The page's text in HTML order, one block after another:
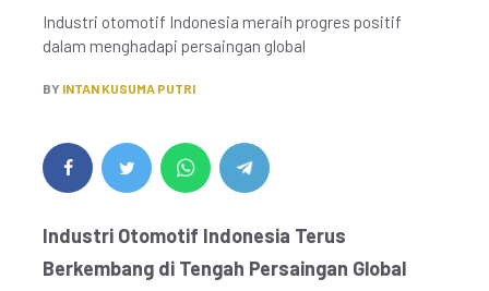
Industri otomotif Indonesia meraih progres positif
dalam menghadapi persaingan global
BY INTAN KUSUMA PUTRI
Industri Otomotif Indonesia Terus
Berkembang di Tengah Persaingan Global